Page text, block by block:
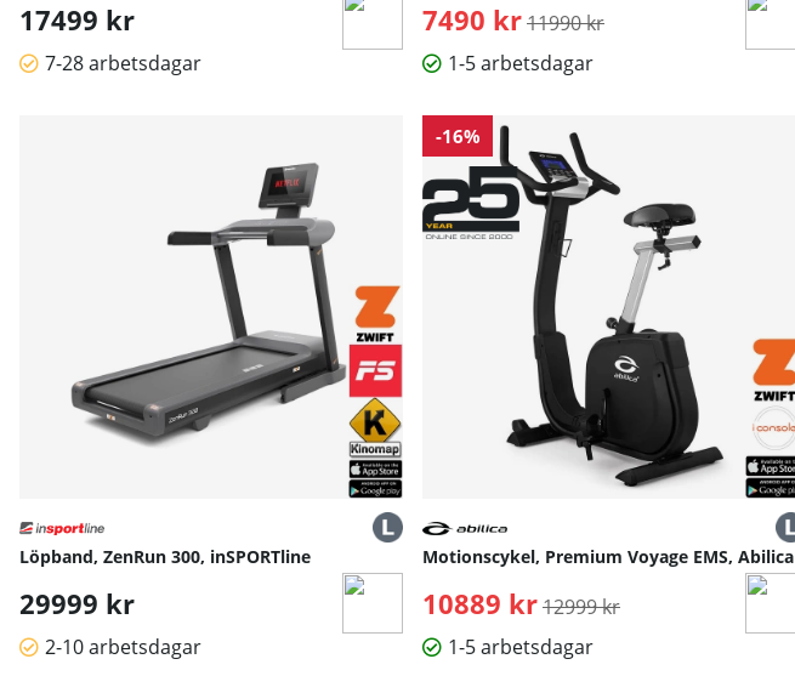
17499 kr
7-28 arbetsdagar
7490 kr Ordinarie pris:
11990 kr
1-5 arbetsdagar
Löpband, ZenRun 300, inSPORTline
29999 kr
2-10 arbetsdagar
-16%
Motionscykel, Premium Voyage EMS, Abilica
10889 kr Ordinarie pris:
12999 kr
1-5 arbetsdagar